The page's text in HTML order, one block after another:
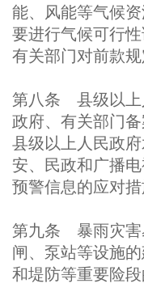
能、风能等气候
要进行气候可行性
有关部门对前款
第八条 县级以上
政府、有关部门备
县级以上人民政
安、民政和广播
预警信息的应对
第九条 暴雨灾害
闸、泵站等设施
和堤防等重要险段